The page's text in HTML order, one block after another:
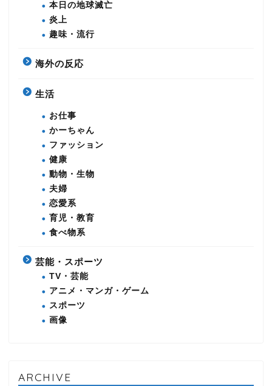
本日の地球滅亡
炎上
趣味・流行
海外の反応
生活
お仕事
かーちゃん
ファッション
健康
動物・生物
夫婦
恋愛系
育児・教育
食べ物系
芸能・スポーツ
TV・芸能
アニメ・マンガ・ゲーム
スポーツ
画像
ARCHIVE